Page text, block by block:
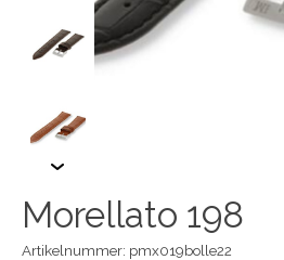
Morellato 198
Artikelnummer: pmx019bolle22